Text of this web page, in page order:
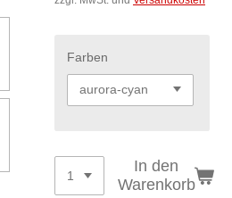
Farben
In den
Warenkorb